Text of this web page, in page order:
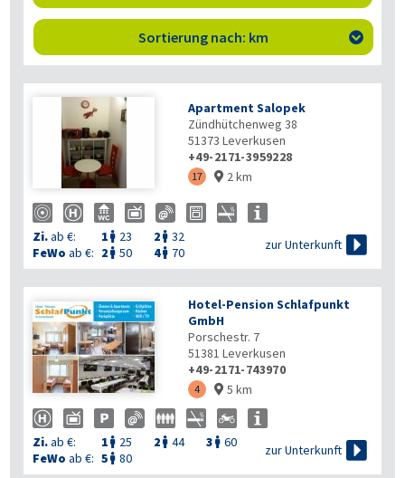
Sortierung nach: km 
Apartment Salopek
Zündhütchenweg 38
51373 Leverkusen
+49-2171-3959228
17  2 km
Zi.ab €: 1  23 2  32
FeWo ab €: 2  50 4 70
zur Unterkunft 
Hotel-Pension Schlafpunkt
GmbH
Porschestr. 7
51381 Leverkusen
+49-2171-743970
4  5 km
Zi.ab €: 1  25 2  44 3  60
FeWo ab €: 5  80
zur Unterkunft 